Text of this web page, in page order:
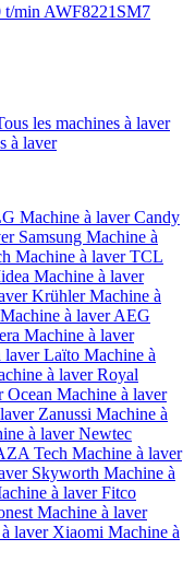
t/min AWF8221SM7
les machines à laver
à laver
Machine à laver Candy
Samsung Machine à
Machine à laver TCL
Machine à laver
KrühlerMachine à
Machine à laver AEG
Machine à laver
laver Laïto Machine à
à laver Royal
Ocean Machine à laver
Zanussi Machine à
à laver Newtec
Tech Machine à laver
Skyworth Machine à
à laver Fitco
Machine à laver
laver Xiaomi Machine à